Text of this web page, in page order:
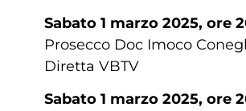
Sabato 1 marzo 2025, ore
Prosecco Doc Imoco
Diretta VBTV
Sabato 1 marzo 2025, ore